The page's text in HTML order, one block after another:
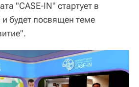
"CASE-IN" стартует в
будет посвящен теме